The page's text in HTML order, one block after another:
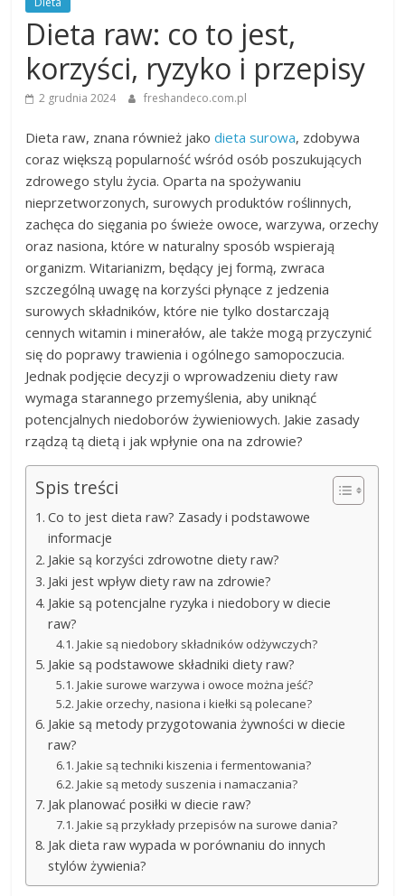
Dieta raw: co to jest,
korzyści, ryzyko i przepisy
2 grudnia 2024 freshandeco.com.pl
Dieta raw, znana również jakodieta surowa, zdobywa
coraz większą popularność wśród osób poszukujących
zdrowego stylu życia. Oparta na spożywaniu
nieprzetworzonych, surowych produktów roślinnych,
zachęca do sięgania po świeże owoce, warzywa, orzechy
oraz nasiona, które w naturalny sposób wspierają
organizm. Witarianizm, będący jej formą, zwraca
szczególną uwagę na korzyści płynące z jedzenia
surowych składników, które nie tylko dostarczają
cennych witamin i minerałów, ale także mogą przyczynić
się do poprawy trawienia i ogólnego samopoczucia.
Jednak podjęcie decyzji o wprowadzeniu diety raw
wymaga starannego przemyślenia, aby uniknąć
potencjalnych niedoborów żywieniowych. Jakie zasady
rządzą tą dietą i jak wpłynie ona na zdrowie?
Spis treści
Co to jest dieta raw? Zasady i podstawowe
informacje
Jakie są korzyści zdrowotne diety raw?
Jaki jest wpływ diety raw na zdrowie?
Jakie są potencjalne ryzyka i niedobory w diecie
raw?
Jakie są niedobory składników odżywczych?
Jakie są podstawowe składniki diety raw?
Jakie surowe warzywa i owoce można jeść?
Jakie orzechy, nasiona i kiełki są polecane?
Jakie są metody przygotowania żywności w diecie
raw?
Jakie są techniki kiszenia i fermentowania?
Jakie są metody suszenia i namaczania?
Jak planować posiłki w diecie raw?
Jakie są przykłady przepisów na surowe dania?
Jak dieta raw wypada w porównaniu do innych
stylów żywienia?